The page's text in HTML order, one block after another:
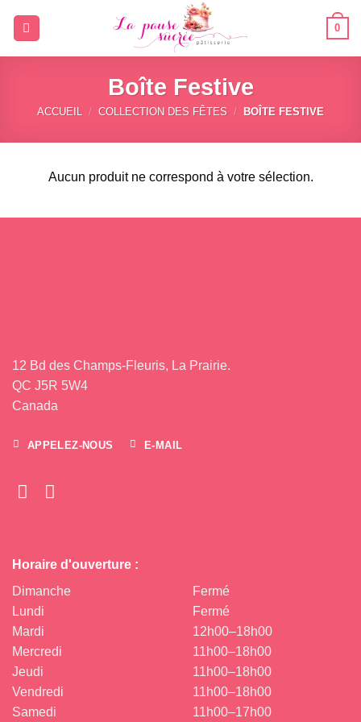
0
Boîte Festive
ACCUEIL / COLLECTION DES FÊTES / BOÎTE FESTIVE
Aucun produit ne correspond à votre sélection.
12 Bd des Champs-Fleuris, La Prairie.
QC J5R 5W4
Canada
APPELEZ-NOUS E-MAIL
Horaire d'ouverture :
Dimanche
Lundi
Mardi
Mercredi
Jeudi
Vendredi
Samedi
Fermé
Fermé
12h00–18h00
11h00–18h00
11h00–18h00
11h00–18h00
11h00–17h00